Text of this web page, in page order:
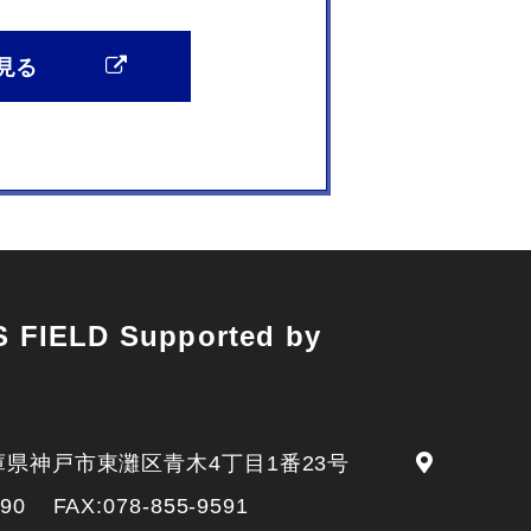
る
FIELD Supported by
県神戸市東灘区青木4丁目1番23号
FAX:078-855-9591